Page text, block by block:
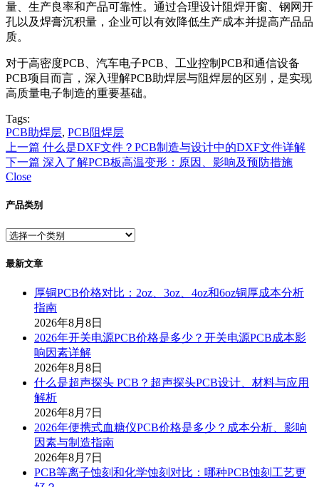
量、生产良率和产品可靠性。通过合理设计阻焊开窗、钢网开
孔以及焊膏沉积量，企业可以有效降低生产成本并提高产品品
质。
对于高密度PCB、汽车电子PCB、工业控制PCB和通信设备
PCB项目而言，深入理解PCB助焊层与阻焊层的区别，是实现
高质量电子制造的重要基础。
Tags:
PCB助焊层, PCB阻焊层
上一篇 什么是DXF文件？PCB制造与设计中的DXF文件详解
下一篇 深入了解PCB板高温变形：原因、影响及预防措施
Close
产品类别
最新文章
厚铜PCB价格对比：2oz、3oz、4oz和6oz铜厚成本分析
指南
2026年8月8日
2026年开关电源PCB价格是多少？开关电源PCB成本影
响因素详解
2026年8月8日
什么是超声探头 PCB？超声探头PCB设计、材料与应用
解析
2026年8月7日
2026年便携式血糖仪PCB价格是多少？成本分析、影响
因素与制造指南
2026年8月7日
PCB等离子蚀刻和化学蚀刻对比：哪种PCB蚀刻工艺更